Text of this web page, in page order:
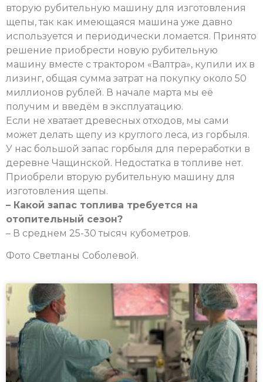
вторую рубительную машину для изготовления
щепы, так как имеющаяся машина уже давно
используется и периодически ломается. Принято
решение приобрести новую рубительную
машину вместе с трактором «Валтра», купили их в
лизинг, общая сумма затрат на покупку около 50
миллионов рублей. В начале марта мы её
получим и введём в эксплуатацию.
Если не хватает древесных отходов, мы сами
может делать щепу из круглого леса, из горбыля.
У нас большой запас горбыля для переработки в
деревне Чащинской. Недостатка в топливе нет.
Приобрели вторую рубительную машину для
изготовления щепы.
– Какой запас топлива требуется на
отопительный сезон?
– В среднем 25-30 тысяч кубометров.
Фото Светланы Соболевой.